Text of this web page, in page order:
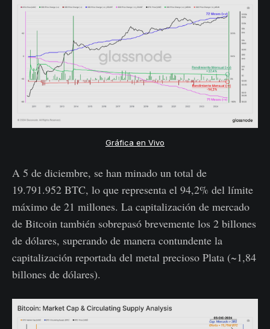
Gráfica en Vivo
A 5 de diciembre, se han minado un total de
19.791.952 BTC, lo que representa el 94,2% del límite
máximo de 21 millones. La capitalización de mercado
de Bitcoin también sobrepasó brevemente los 2 billones
de dólares, superando de manera contundente la
capitalización reportada del metal precioso Plata (~1,84
billones de dólares).